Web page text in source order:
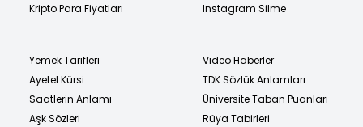
Kripto Para Fiyatları
Instagram Silme
Yemek Tarifleri
Ayetel Kürsi
Saatlerin Anlamı
Aşk Sözleri
Video Haberler
TDK Sözlük Anlamları
Üniversite Taban Puanları
Rüya Tabirleri